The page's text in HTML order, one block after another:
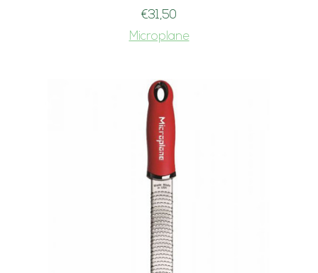
€31,50
Microplane